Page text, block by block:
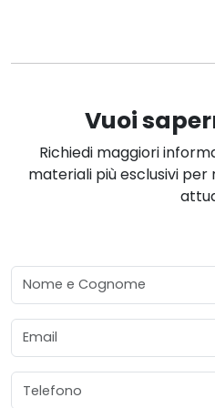
Vuoi
Richiedi maggiori
materiali più esclusivi per
Nome e Cognome
Email
Telefono